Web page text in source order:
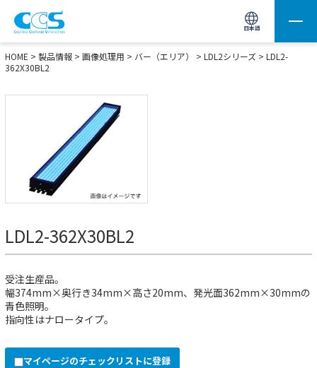
日本語
画像処理用の製品検索 サイト内検索(Enterで実行)
HOME > 製品情報 > 画像処理用 > バー（エリア） > LDL2シリーズ > LDL2-
362X30BL2
LDL2-362X30BL2
受注生産品。
幅374mm×奥行き34mm×高さ20mm、発光面362mm×30mmの
青色照明。
指向性はナロータイプ。
マイページのチェックリストに登録